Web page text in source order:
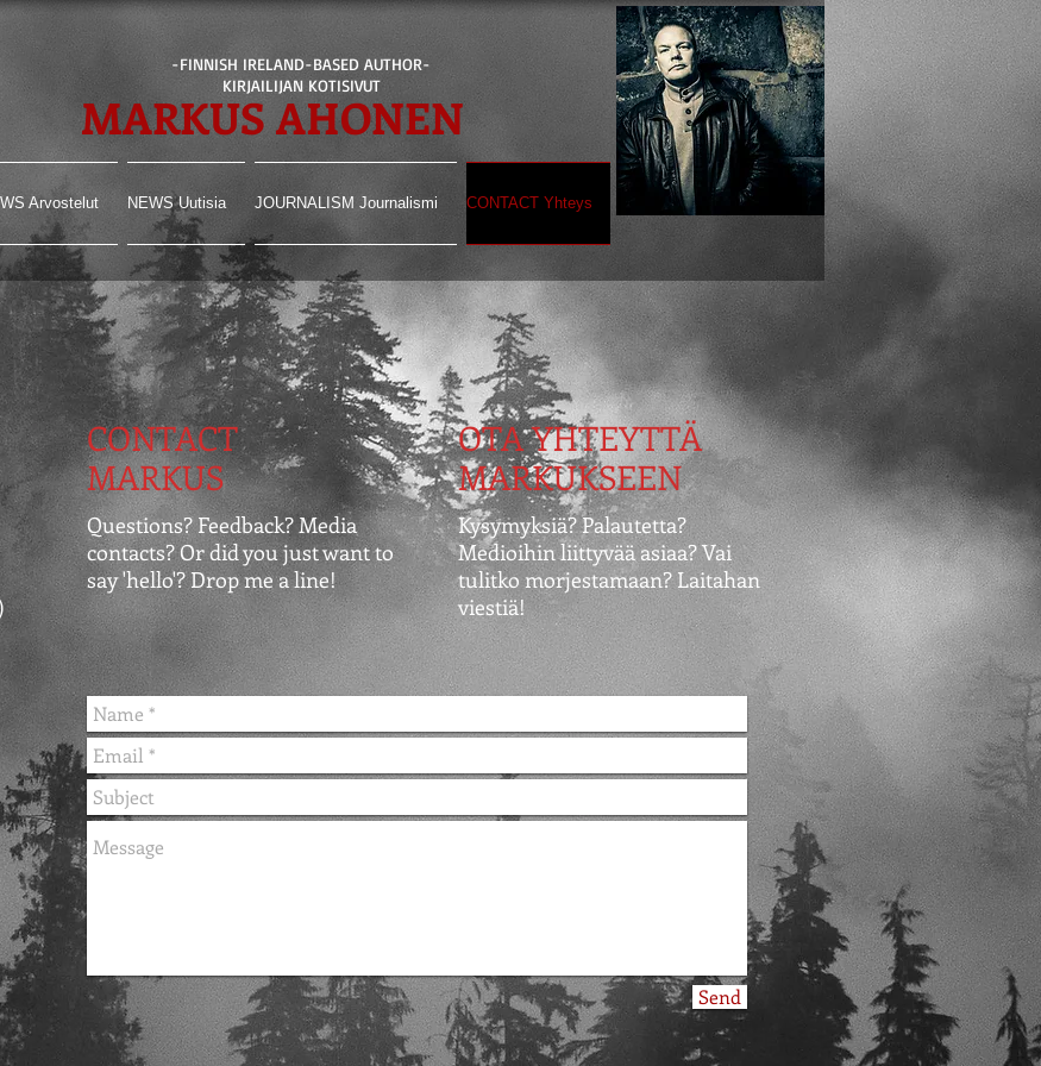
MARKUS AHONEN
-FINNISH IRELAND-BASED AUTHOR-
KIRJAILIJAN KOTISIVUT
Arvostelut NEWS Uutisia JOURNALISM Journalismi CONTACT Yhteys
CONTACT
MARKUS
OTA YHTEYTTÄ
MARKUKSEEN
Questions? Feedback?Media
contacts? Or did you just want to
say 'hello'?Drop me a line!
Kysymyksiä? Palautetta?
Medioihin liittyvää asiaa? Vai
tulitko morjestamaan? Laitahan
viestiä!
Send